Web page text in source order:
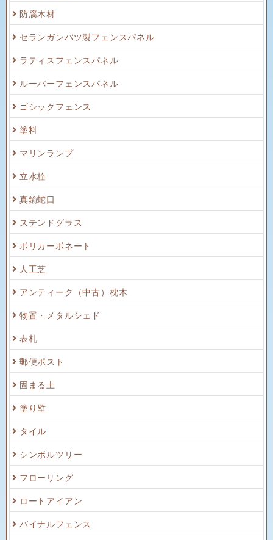
防腐木材
セランガンバツ製フェンスパネル
ラティスフェンスパネル
ルーバーフェンスパネル
ゴシックフェンス
塗料
マリンランプ
立水栓
真鍮蛇口
ステンドグラス
ポリカーボネート
人工芝
アンティーク（中古）枕木
物置・メタルシェド
表札
郵便ポスト
固まる土
塗り壁
タイル
シンボルツリー
フローリング
ロートアイアン
バイナルフェンス